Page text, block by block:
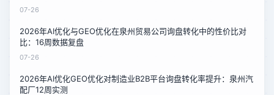
07-26
2026年AI优化与GEO优化在泉州贸易公司询盘转化中的性价比对
比：16周数据复盘
07-26
2026年AI优化GEO优化对制造业B2B平台询盘转化率提升：泉州汽
配厂12周实测